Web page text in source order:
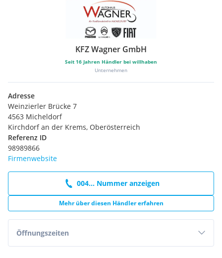
KFZ Wagner GmbH
Seit 16 Jahren Händler bei willhaben
Unternehmen
Adresse
Weinzierler Brücke 7
4563 Micheldorf
Kirchdorf an der Krems, Oberösterreich
Referenz ID
98989866
Firmenwebsite
004... Nummer anzeigen
Mehr über diesen Händler erfahren
Öffnungszeiten